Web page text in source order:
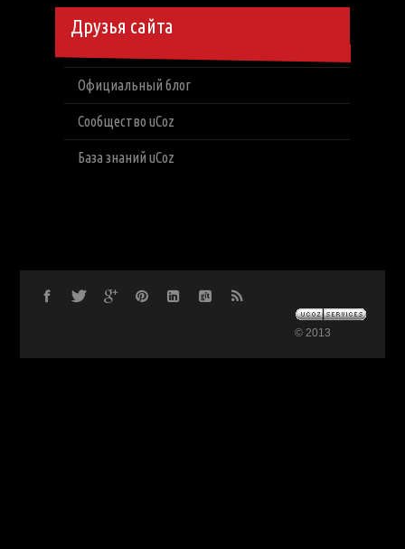
Друзья сайта
Официальный блог
Сообщество uCoz
База знаний uCoz
© 2013